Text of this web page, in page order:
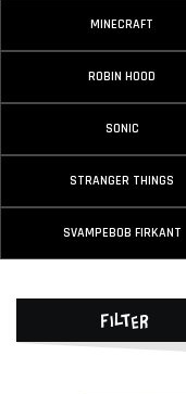
MINECRAFT
ROBIN HOOD
SONIC
STRANGER THINGS
SVAMPEBOB FIRKANT
Filter